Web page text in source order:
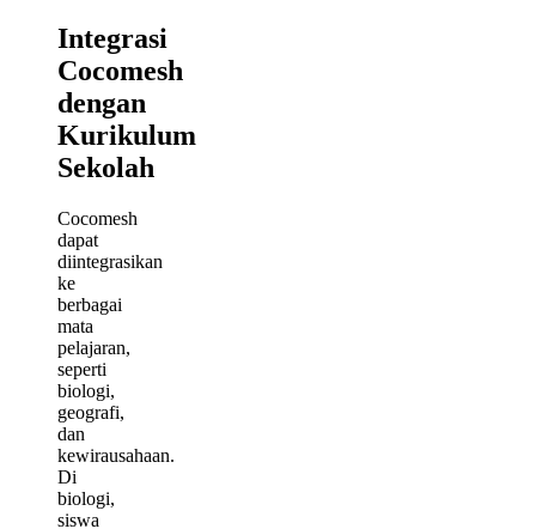
Integrasi
Cocomesh
dengan
Kurikulum
Sekolah
Cocomesh
dapat
diintegrasikan
ke
berbagai
mata
pelajaran,
seperti
biologi,
geografi,
dan
kewirausahaan.
Di
biologi,
siswa